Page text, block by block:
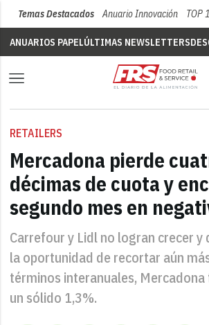
Temas Destacados Anuario Innovación TOP
ANUARIOS PAPELÚLTIMAS NEWSLETTERS
RETAILERS
Mercadona pierde
décimas de cuota y
segundo mes en
Carrefour y Lidl no logran crecer y
la oportunidad de recortar aún
términos interanuales,
un sólido 1,3%.